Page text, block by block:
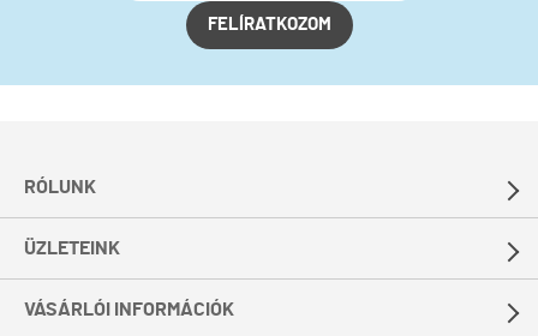
FELÍRATKOZOM
RÓLUNK
ÜZLETEINK
VÁSÁRLÓI INFORMÁCIÓK